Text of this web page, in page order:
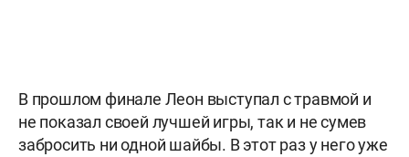
В прошлом финале Леон выступал с травмой и
не показал своей лучшей игры, так и не сумев
забросить ни одной шайбы. В этот раз у него уже